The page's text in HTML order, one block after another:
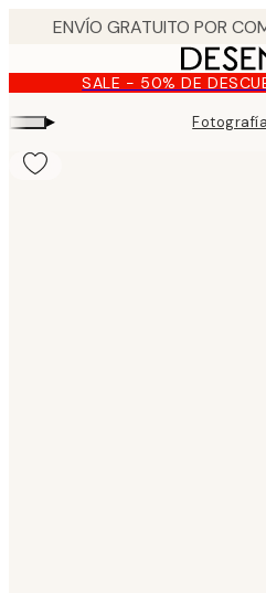
content.SALE - 50% DE
▸